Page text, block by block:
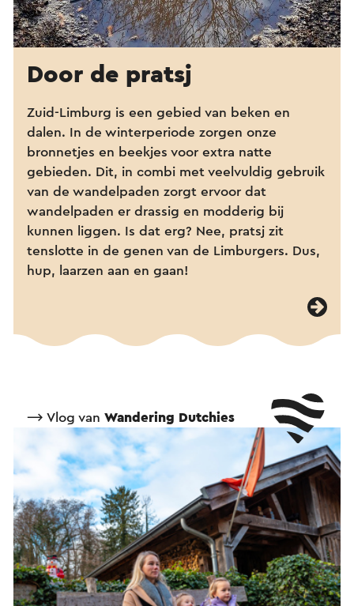
Door de pratsj
Zuid-Limburg is een gebied van beken en
dalen. In de winterperiode zorgen onze
bronnetjes en beekjes voor extra natte
gebieden. Dit, in combi met veelvuldig gebruik
van de wandelpaden zorgt ervoor dat
wandelpaden er drassig en modderig bij
kunnen liggen. Is dat erg? Nee, pratsj zit
tenslotte in de genen van de Limburgers. Dus,
hup, laarzen aan en gaan!
⟶ Vlog van Wandering Dutchies